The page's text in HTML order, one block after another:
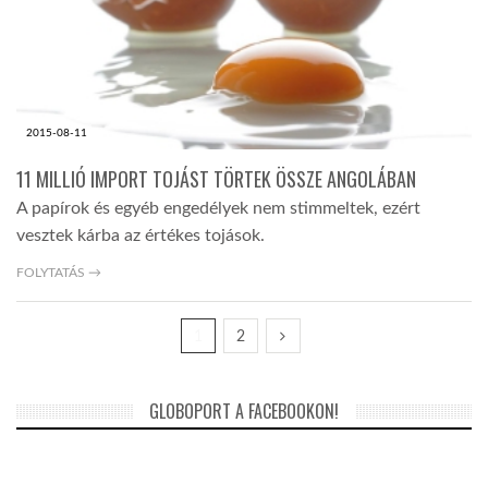
2015-08-11
11 MILLIÓ IMPORT TOJÁST TÖRTEK ÖSSZE ANGOLÁBAN
A papírok és egyéb engedélyek nem stimmeltek, ezért
vesztek kárba az értékes tojások.
FOLYTATÁS →
2
GLOBOPORT A FACEBOOKON!